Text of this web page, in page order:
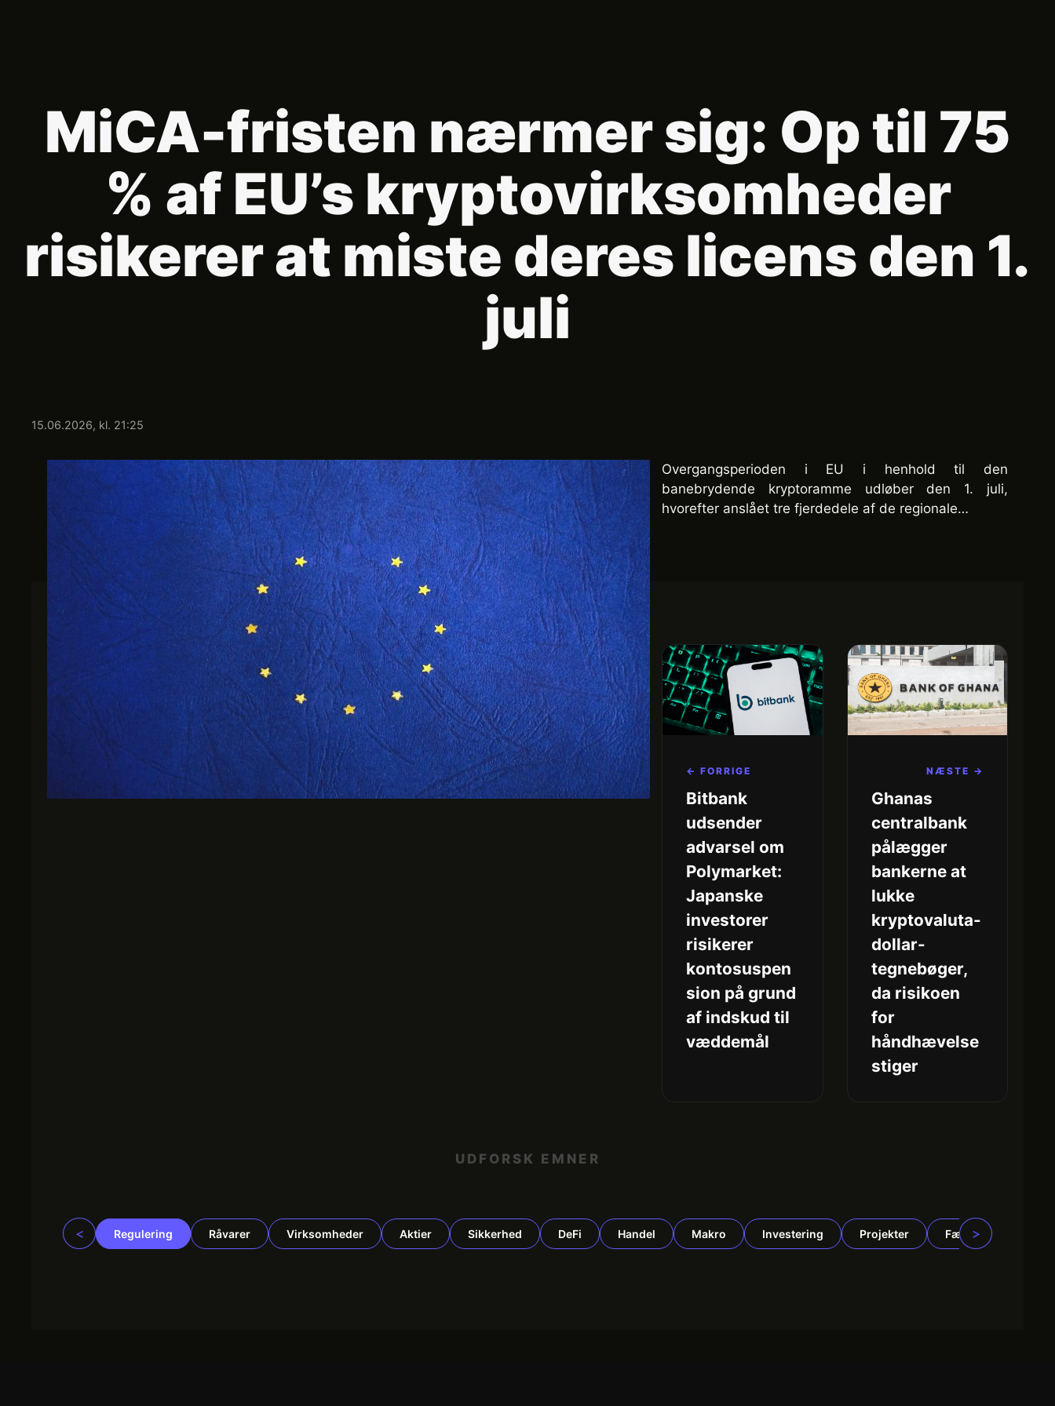
MiCA-fristen nærmer sig: Op til 75
% af EU’s kryptovirksomheder
risikerer at miste deres licens den 1.
juli
15.06.2026, kl. 21:25
Overgangsperioden i EU i henhold til den
banebrydende kryptoramme udløber den 1. juli,
hvorefter anslået tre fjerdedele af de regionale…
← FORRIGE
Bitbank
udsender
advarsel om
Polymarket:
Japanske
investorer
risikerer
kontosuspen
sion på grund
af indskud til
væddemål
NÆSTE →
Ghanas
centralbank
pålægger
bankerne at
lukke
kryptovaluta-
dollar-
tegnebøger,
da risikoen
for
håndhævelse
stiger
UDFORSK EMNER
< Regulering Råvarer Virksomheder Aktier Sikkerhed DeFi Handel Makro Investering Projekter Fællesskab
>